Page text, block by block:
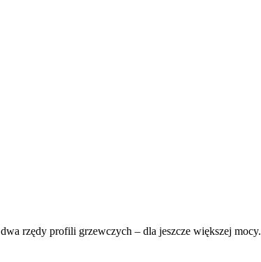
rzędy profili grzewczych – dla jeszcze większej mocy.